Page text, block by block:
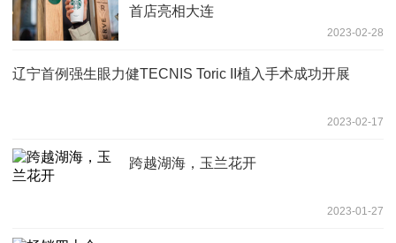
首店亮相大连
2023-02-28
辽宁首例强生眼力健TECNIS Toric II植入手术成功开展
2023-02-17
跨越湖海，玉兰花开
2023-01-27